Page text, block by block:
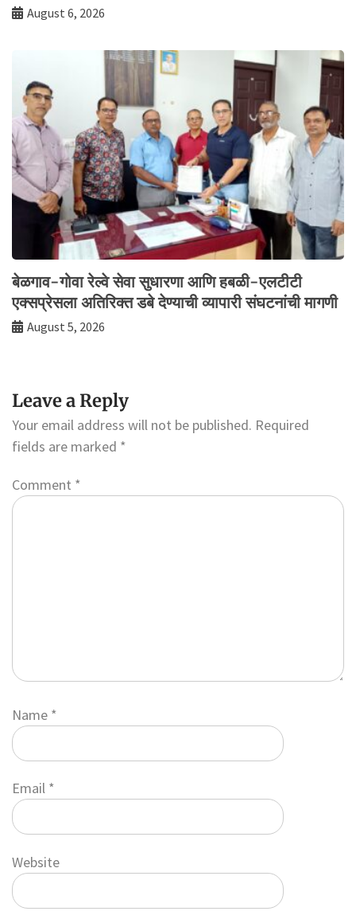
August 6, 2026
बेळगाव-गोवा रेल्वे सेवा सुधारणा आणि हबळी-एलटीटी
एक्सप्रेसला अतिरिक्त डबे देण्याची व्यापारी संघटनांची मागणी
August 5, 2026
Leave a Reply
Your email address will not be published. Required
fields are marked *
Comment *
Name *
Email *
Website